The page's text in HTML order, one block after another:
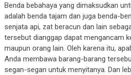
Benda bebahaya yang dimaksudkan
adalah benda tajam dan juga benda-
senjata api, zat beracun dan lain
tersebut dianggap dapat mengancam
maupun orang lain. Oleh karena itu,
Anda membawa barang-barang
segan-segan untuk menyitanya. Dan